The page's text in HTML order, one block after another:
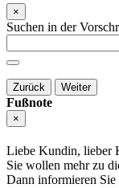
×
Suchen in der
Zurück Weiter
Fußnote
×
Liebe Kundin, lieber
Sie wollen mehr zu
Dann informieren Sie